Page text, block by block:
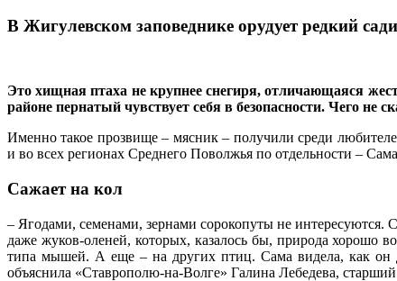
В Жигулевском заповеднике орудует редкий
Это хищная птаха не крупнее снегиря, отличающаяся
районе пернатый чувствует себя в безопасности. Чего не
Именно такое прозвище – мясник – получили среди
и во всех регионах Среднего Поволжья по отдельности –
Сажает на кол
– Ягодами, семенами, зернами сорокопуты не
даже жуков-оленей, которых, казалось бы, природа хорошо
типа мышей. А еще – на других птиц. Сама видела, как он
объяснила «Ставрополю-на-Волге» Галина Лебедева,